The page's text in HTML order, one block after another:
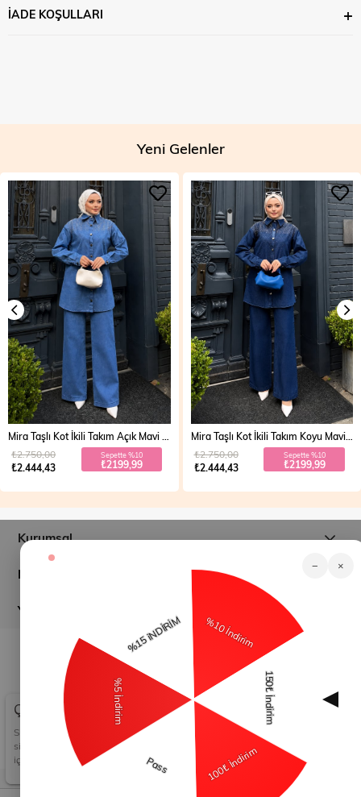
İADE KOŞULLARI
Yeni Gelenler
₺2.444,43
₺2.750,00 Sepette %10
₺2199,99
Mira Taşlı Kot İkili Takım Koyu Mavi 19286
₺2.444,43
₺2.750,00 Sepette %10
₺2199,99
Kurumsal
Müşteri İlişkileri
Yardım
modamihram.com - Tüm Hakları Saklıdır.
Çerez Kullanımı
Sizlere en iyi alışveriş deneyimini sunabilmek adına
sitemizde çerezler(cookies) kullanmaktayız. Detaylı bilgi
için Kvkk sözleşmesini inceleyebilirsiniz.
− ×